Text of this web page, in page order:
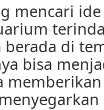
mencari
berada di
bisa
memberikan